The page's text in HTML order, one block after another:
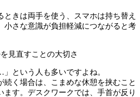
ときは両手を使う、スマホは持ち替え
小さな意識が負担軽減につながると考
見直すことの大切さ
」という人も多いですよね。
続く場合は、こまめな休憩を挟むこと
ます。デスクワークでは、手首が反り